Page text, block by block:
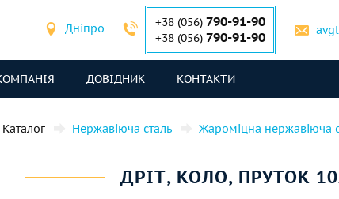
Дніпро +38 (056) 790-91-90
+38 (056) 790-91-90
ДОВІДНИК КОНТАКТИ
Каталог Нержавіюча сталь Жароміцна нержавіюча
ДРІТ, КОЛО, ПРУТОК